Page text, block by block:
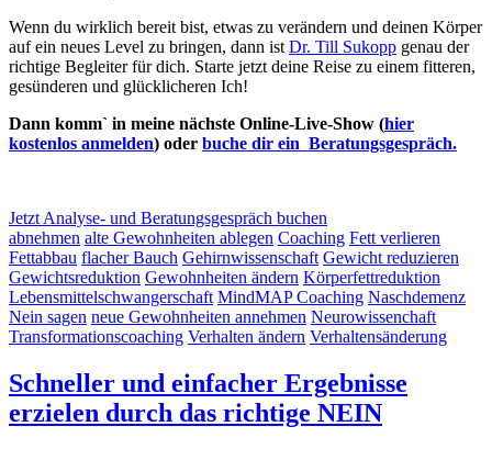
Wenn du wirklich bereit bist, etwas zu verändern und deinen Körper
auf ein neues Level zu bringen, dann ist Dr. Till Sukopp genau der
richtige Begleiter für dich. Starte jetzt deine Reise zu einem fitteren,
gesünderen und glücklicheren Ich!
Dann komm` in meine nächste Online-Live-Show (hier
kostenlos anmelden) oder buche dir ein Beratungsgespräch.
Jetzt Analyse- und Beratungsgespräch buchen
abnehmen alte Gewohnheiten ablegen Coaching Fett verlieren
Fettabbau flacher Bauch Gehirnwissenschaft Gewicht reduzieren
Gewichtsreduktion Gewohnheiten ändern Körperfettreduktion
Lebensmittelschwangerschaft MindMAP Coaching Naschdemenz
Nein sagen neue Gewohnheiten annehmen Neurowissenchaft
Transformationscoaching Verhalten ändern Verhaltensänderung
Schneller und einfacher Ergebnisse
erzielen durch das richtige NEIN